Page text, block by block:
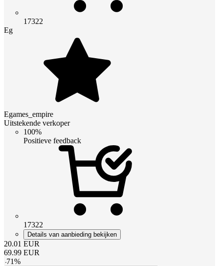
17322
Eg
Egames_empire
Uitstekende verkoper
100%
Positieve feedback
17322
Details van aanbieding bekijken
20.01 EUR
69.99 EUR
-71%